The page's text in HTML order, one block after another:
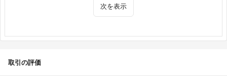
次を表示
取引の評価